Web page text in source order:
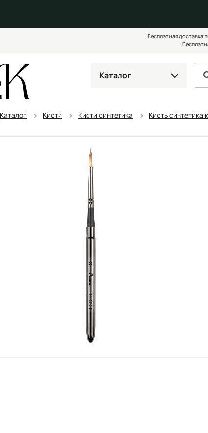
Бесплатная доставка
Каталог
Каталог Кисти Кисти синтетика Кисть синтетика